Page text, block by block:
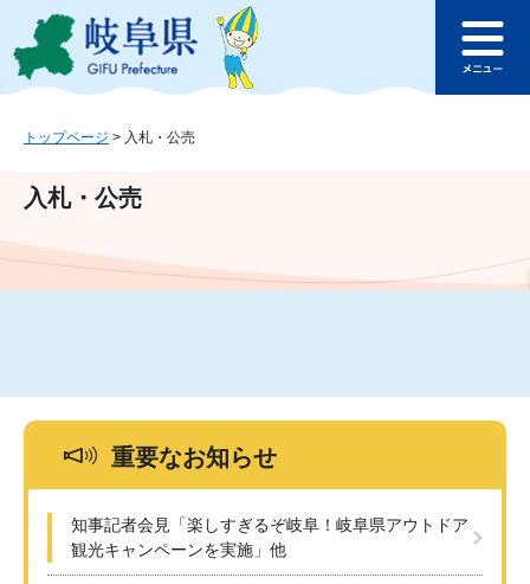
ジ
ュ
文
このページの本文へ
ュ
トップページ > 入札・公売
入札・公売
重要なお知らせ
知事記者会見「楽しすぎるぞ岐阜！岐阜県アウトドア
観光キャンペーンを実施」他